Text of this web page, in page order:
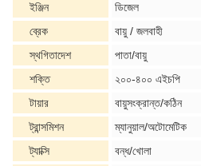
ইঞ্জিন
ডিজেল
ব্রেক
বায়ু / জলবাহী
স্থগিতাদেশ
পাতা/বায়ু
শক্তি
২০০-৪০০ এইচপি
টায়ার
বায়ুসংক্রান্ত/কঠিন
ট্রান্সমিশন
ম্যানুয়াল/অটোমেটিক
ট্যাক্সি
বন্ধ/খোলা